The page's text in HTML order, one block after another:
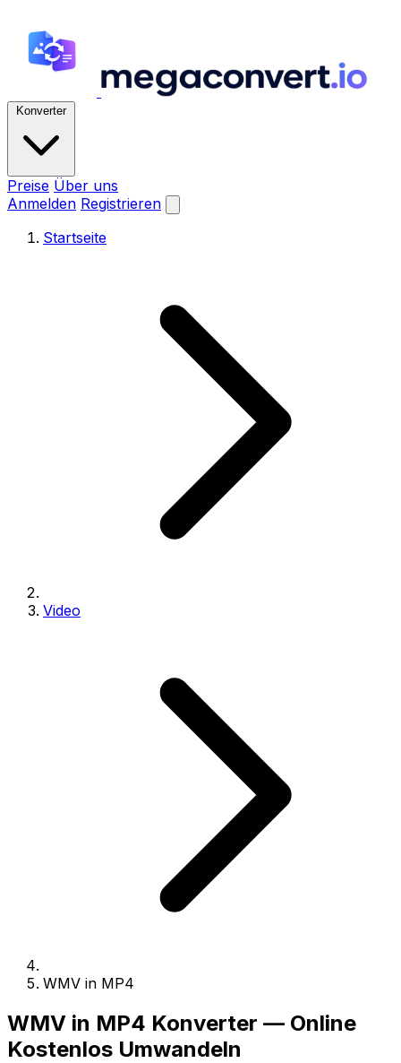
Konverter
Preise Über uns
Anmelden Registrieren
Startseite
Video
WMV in MP4
WMV in MP4 Konverter — Online
Kostenlos Umwandeln